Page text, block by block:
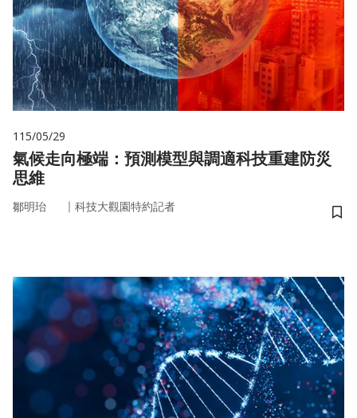
115/05/29
氣候走向極端：預測模型與調適科技重建防災
思維
鄒明珆 ｜ 科技大觀園特約記者
儲